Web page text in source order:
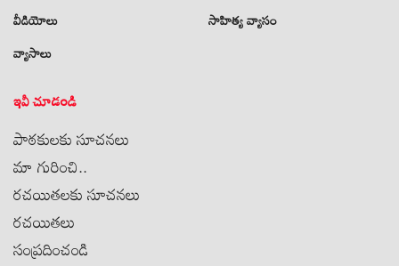
వీడియోలు
వ్యాసాలు
సాహిత్య వ్యాసం
ఇవీ చూడండి
పాఠకులకు సూచనలు
మా గురించి..
రచయితలకు సూచనలు
రచయితలు
సంప్రదించండి